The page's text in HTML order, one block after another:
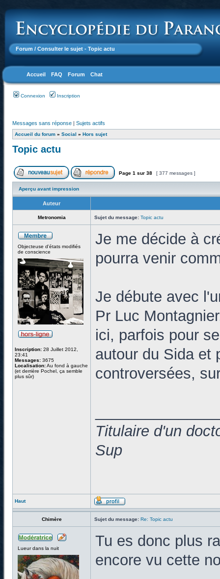
Forum / Consulter le sujet - Topic actu
Accueil FAQ Forum Chat
Connexion Inscription
Messages sans réponse | Sujets actifs
Accueil du forum » Social » Hors sujet
Topic actu
Page 1 sur 38 [ 377 messages ]
Aperçu avant impression
Auteur
Metronomia Sujet du message: Topic actu
Objecteuse d'états modifiés
de conscience
Inscription: 28 Juillet 2012,
23:41
Messages: 3675
Localisation:Au fond à gauche
(et derrière Pochel, ça semble
plus sûr)
Je me décide à
pourra venir
Je débute avec
Pr Luc
ici, parfois pour
autour du Sida et
controversées,
Titulaire d'un
Sup
Haut
Chimère Sujet du message: Re: Topic actu
Lueur dans la nuit
Tu es donc plus
encore vu cette